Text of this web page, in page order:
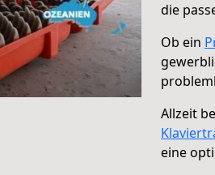
die
Ob ein
Allzeit
eine